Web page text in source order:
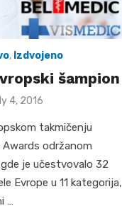
, Izdvojeno
šampion
4, 2016
takmičenju
Awards održanom
gde je učestvovalo 32
Evrope u 11 kategorija,
…